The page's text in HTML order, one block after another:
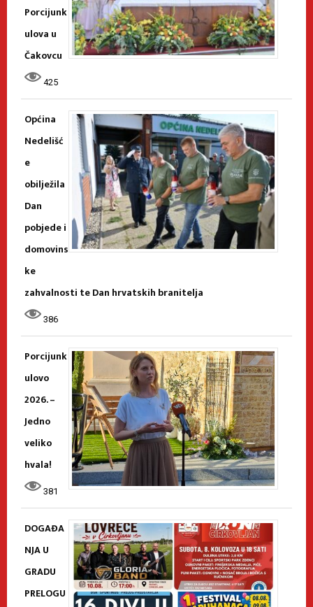
Porcijunk
ulova u
Čakovcu
425
Općina
Nedelišć
e
obilježila
Dan
pobjede i
domovins
ke
zahvalnosti te Dan hrvatskih branitelja
386
Porcijunk
ulovo
2026. –
Jedno
veliko
hvala!
381
DOGAĐA
NJA U
GRADU
PRELOGU